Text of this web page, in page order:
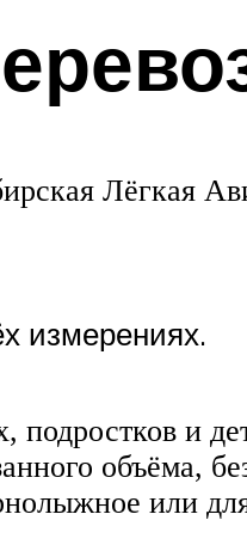
Лёгкая
измерениях.
подростков и
объёма,
или